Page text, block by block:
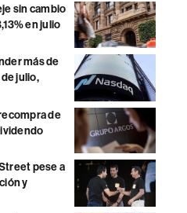
sin cambio
en julio
más de
julio,
de
pese a
y